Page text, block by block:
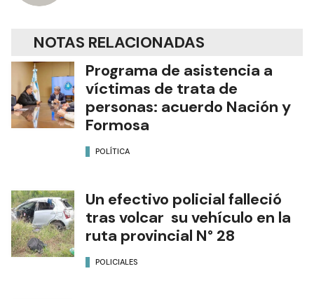
NOTAS RELACIONADAS
Programa de asistencia a
víctimas de trata de
personas: acuerdo Nación y
Formosa
POLÍTICA
Un efectivo policial falleció
tras volcar su vehículo en la
ruta provincial N° 28
POLICIALES